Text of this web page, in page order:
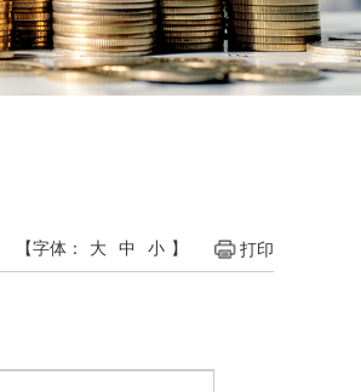
打印
【字体： 大 中 小 】